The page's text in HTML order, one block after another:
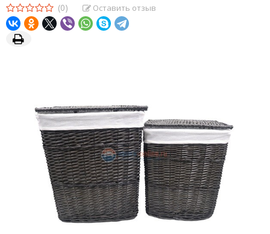
(0) Оставить отзыв